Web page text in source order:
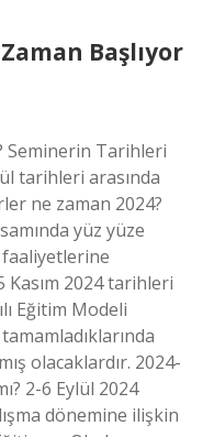
Başlıyor
Seminerin Tarihleri
tarihleri ​​arasında
ne zaman 2024?
yüz yüze
2024 tarihleri
Eğitim Modeli
olacaklardır. 2024-
2-6 Eylül 2024
dönemine ilişkin